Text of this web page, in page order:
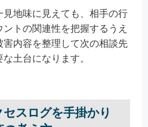
見地味に見えても、相手の行
トの関連性を把握するうえ
内容を整理して次の相談先
土台になります。
スログを手掛かり